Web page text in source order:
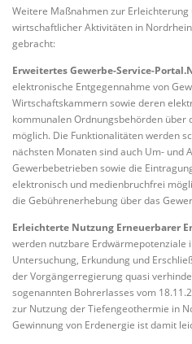
Weitere Maßnahmen zur Erleichterung
wirtschaftlicher Aktivitäten in
gebracht:
Erweitertes Gewerbe-Service-
elektronische Entgegennahme von
Wirtschaftskammern sowie deren
kommunalen Ordnungsbehörden über
möglich. Die Funktionalitäten werden
nächsten Monaten sind auch Um- und
Gewerbebetrieben sowie die
elektronisch und medienbruchfrei
die Gebührenerhebung über das
Erleichterte Nutzung Erneuerbarer
werden nutzbare
Untersuchung, Erkundung und
der Vorgängerregierung quasi
sogenannten Bohrerlasses vom
zur Nutzung der Tiefengeothermie in
Gewinnung von Erdenergie ist damit